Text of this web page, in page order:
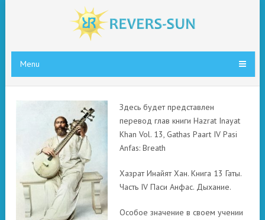
Menu
Здесь будет представлен
перевод глав книги Hazrat Inayat
Khan Vol. 13, Gathas Paart IV Pasi
Anfas: Breath
Хазрат Инайят Хан. Книга 13 Гаты.
Часть IV Паси Анфас. Дыхание.
Особое значение в своем учении